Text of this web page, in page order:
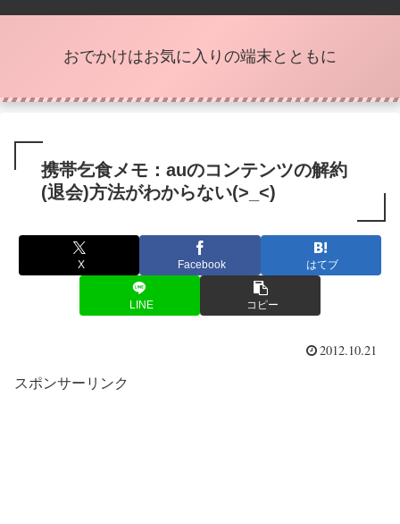
おでかけはお気に入りの端末とともに
携帯乞食メモ：auのコンテンツの解約
(退会)方法がわからない(>_<)
X Facebook はてブ
LINE コピー
2012.10.21
スポンサーリンク